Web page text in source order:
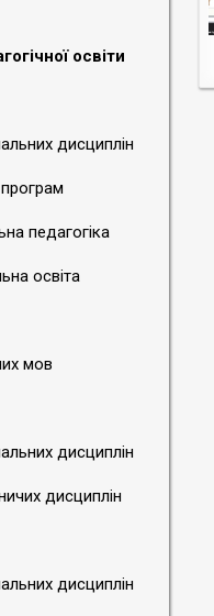
освіти
дисциплін
педагогіка
освіта
мов
дисциплін
дисциплін
дисциплін